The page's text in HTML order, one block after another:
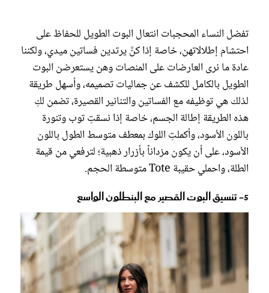
تفضل النساء المحجبات انتعال البوت الطويل للحفاظ على
احتشام إطلالاتهن، خاصة إذا كنَّ يرتدين فساتين ميدي، ولكننا
عادة ما نرى العارضات على المنصات وهن يستعرضن البوت
الطويل بالكامل للكشف عن جماليات تصميمه، وأسهل طريقة
لذلك هي توظيفه مع الفساتين والتنانير القصيرة، تضمن لكِ
هذه الطريقة إطالة الجسم، خاصة إذا نسقتِ توب وتنورة
باللون الأسود، وأكملتِ اللوك بمعطف متوسط الطول باللون
الأسود، على أن يكون مزداناً بأزرار ذهبية؛ لترفعي من قيمة
الطلة، واحملي حقيبة Tote متوسطة الحجم.
5- تنسيق البوت القصير مع البنطلون الواسع